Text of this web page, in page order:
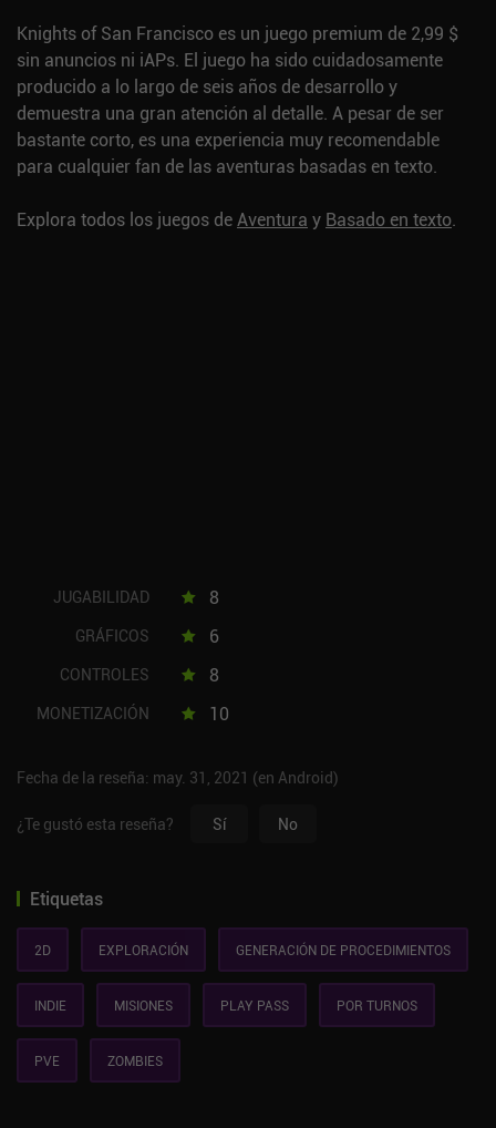
Knights of San Francisco es un juego premium de 2,99 $
sin anuncios ni iAPs. El juego ha sido cuidadosamente
producido a lo largo de seis años de desarrollo y
demuestra una gran atención al detalle. A pesar de ser
bastante corto, es una experiencia muy recomendable
para cualquier fan de las aventuras basadas en texto.
Explora todos los juegos deAventura y Basado en texto.
JUGABILIDAD 8
GRÁFICOS 6
CONTROLES 8
MONETIZACIÓN 10
Fecha de la reseña: may. 31, 2021 (en Android)
¿Te gustó esta reseña? Sí No
Etiquetas
2D EXPLORACIÓN GENERACIÓN DE PROCEDIMIENTOS
INDIE MISIONES PLAY PASS POR TURNOS
PVE ZOMBIES